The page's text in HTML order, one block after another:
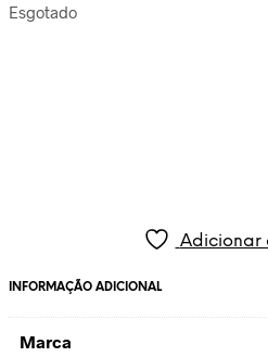
Esgotado
Adicionar
INFORMAÇÃO ADICIONAL
Marca